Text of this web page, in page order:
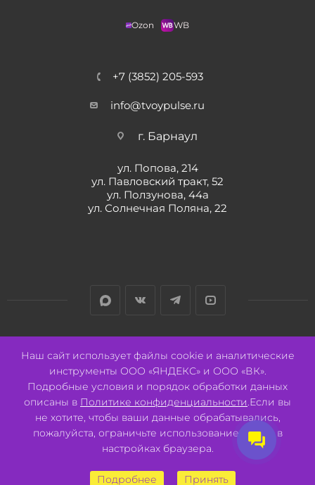
Ozon WB
+7 (3852) 205-593
info@tvoypulse.ru
г. Барнаул
ул. Попова, 214
ул. Павловский тракт, 52
ул. Ползунова, 44а
ул. Солнечная Поляна, 22
2026 © ООО "СВК"/ 656064 г. Барнаул, ул. Павловский тракт, 52.
ИНН 2221130516 ОГРН 1082221000531.
Pulse - сеть магазинов для активных
Разработано:Авалон
Наш сайт использует файлы cookie и аналитические
инструменты ООО «ЯНДЕКС» и ООО «ВК».
Подробные условия и порядок обработки данных
описаны в Политике конфиденциальности.Если вы
не хотите, чтобы ваши данные обрабатывались,
пожалуйста, ограничьте использование cookie в
настройках браузера.
Подробнее Принять